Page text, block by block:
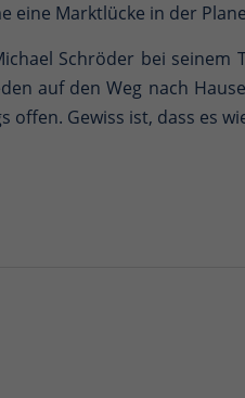
eine Marktlücke in der
Schröder bei
auf den Weg nach
Gewiss ist, dass es